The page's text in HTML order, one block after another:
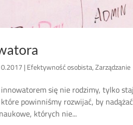
| Efektywność osobista,Zarządzanie
się nie rodzimy, tylko
powinniśmy rozwijać, by
których nie...